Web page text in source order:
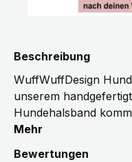
Beschreibung
WuffWuffDesign
unserem
Hundehalsband
Mehr
Bewertungen